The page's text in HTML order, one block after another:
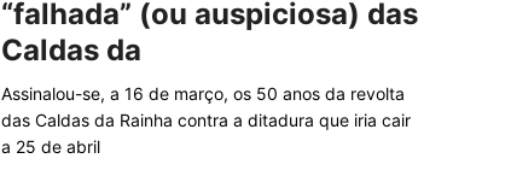
“falhada” (ou auspiciosa) das
Caldas da
Assinalou-se, a 16 de março, os 50 anos da revolta
das Caldas da Rainha contra a ditadura que iria cair
a 25 de abril